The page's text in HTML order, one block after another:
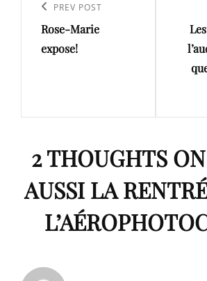
l’article
Previous
Post
PREV POST
Rose-Marie
expose!
Post
2 THOUGHTS
AUSSI LA